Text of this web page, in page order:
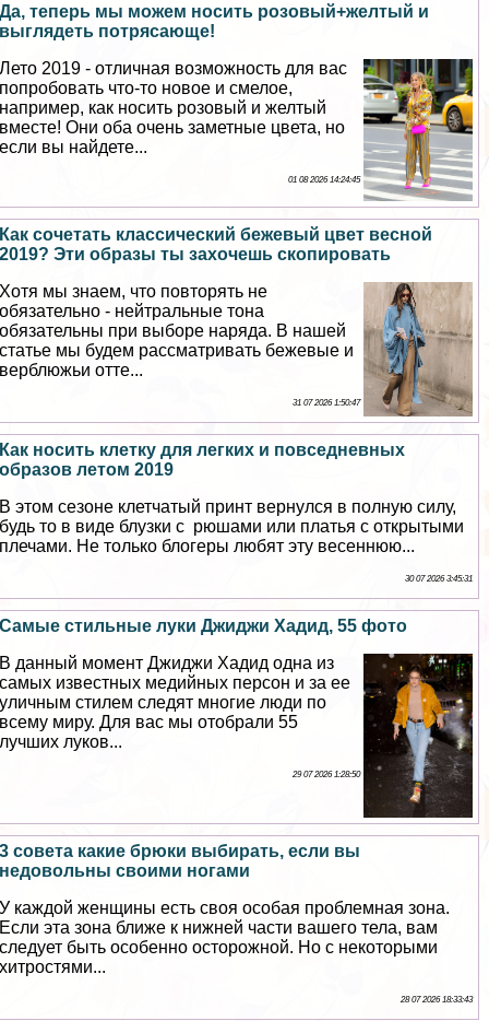
Да, теперь мы можем носить розовый+желтый и
выглядеть потрясающе!
Лето 2019 - отличная возможность для вас
попробовать что-то новое и смелое,
например, как носить розовый и желтый
вместе! Они оба очень заметные цвета, но
если вы найдете...
01 08 2026 14:24:45
Как сочетать классический бежевый цвет весной
2019? Эти образы ты захочешь скопировать
Хотя мы знаем, что повторять не
обязательно - нейтральные тона
обязательны при выборе наряда. В нашей
статье мы будем рассматривать бежевые и
верблюжьи отте...
31 07 2026 1:50:47
Как носить клетку для легких и повседневных
образов летом 2019
В этом сезоне клетчатый принт вернулся в полную силу,
будь то в виде блузки с рюшами или платья с открытыми
плечами. Не только блогеры любят эту весеннюю...
30 07 2026 3:45:31
Самые стильные луки Джиджи Хадид, 55 фото
В данный момент Джиджи Хадид одна из
самых известных медийных персон и за ее
уличным стилем следят многие люди по
всему миру. Для вас мы отобрали 55
лучших луков...
29 07 2026 1:28:50
3 совета какие брюки выбирать, если вы
недовольны своими ногами
У каждой женщины есть своя особая проблемная зона.
Если эта зона ближе к нижней части вашего тела, вам
следует быть особенно осторожной. Но с некоторыми
хитростями...
28 07 2026 18:33:43